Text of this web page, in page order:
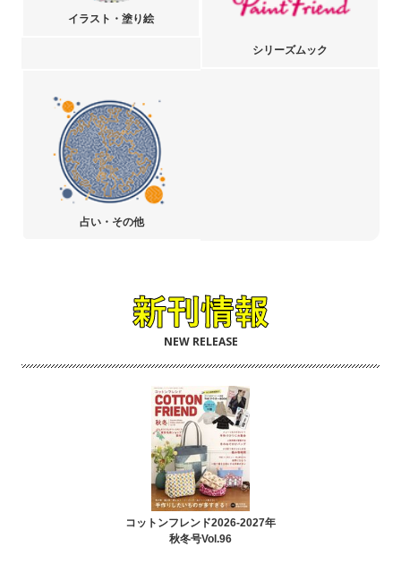
イラスト・塗り絵
シリーズムック
占い・その他
NEW RELEASE
コットンフレンド2026-2027年
秋冬号Vol.96